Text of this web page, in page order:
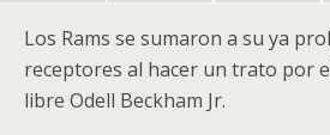
Los Rams se sumaron a su ya
receptores al hacer un trato por
libre Odell Beckham Jr.